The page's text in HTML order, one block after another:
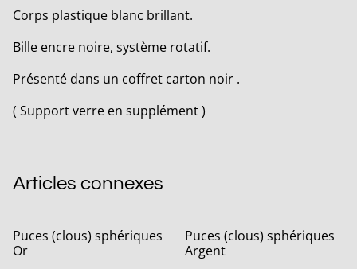
Corps plastique blanc brillant.
Bille encre noire, système rotatif.
Présenté dans un coffret carton noir .
( Support verre en supplément )
Articles connexes
Puces (clous) sphériques
Or
Puces (clous) sphériques
Argent